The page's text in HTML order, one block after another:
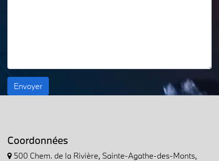
Envoyer
Coordonnées
500 Chem. de la Rivière, Sainte-Agathe-des-Monts,